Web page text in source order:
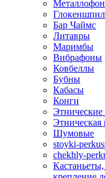
Бар Чаймс
Литавры
Маримбы
Вибрафоны
Ковбеллы
Бубны
Кабасы
Конги
Этнические
Этническая
Шумовые
stoyki-
chekhly-